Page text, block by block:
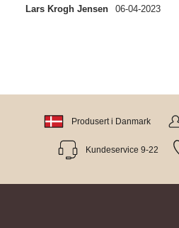
Lars Krogh Jensen 06-04-2023
Produsert i Danmark
Kundeservice 9-22